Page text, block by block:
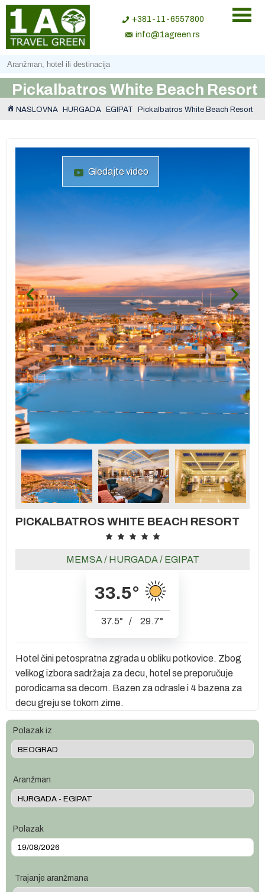
+381-11-6557800
info@1agreen.rs
Pickalbatros White Beach Resort
NASLOVNA HURGADA EGIPAT Pickalbatros White Beach Resort
Gledajte video
PICKALBATROS WHITE BEACH RESORT
MEMSA/ HURGADA/ EGIPAT
33.5°
37.5° / 29.7°
Hotel čini petospratna zgrada u obliku potkovice. Zbog
velikog izbora sadržaja za decu, hotel se preporučuje
porodicama sa decom. Bazen za odrasle i 4 bazena za
decu greju se tokom zime.
Polazak iz
Aranžman
Polazak
Trajanje aranžmana